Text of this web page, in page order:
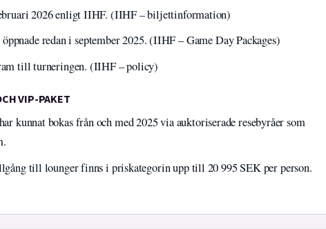
2026 enligt IIHF. (IIHF – biljettinformation)
redan i september 2025. (IIHF – Game Day Packages)
till turneringen. (IIHF – policy)
VIP-PAKET
kunnat bokas från och med 2025 via auktoriserade resebyråer som
till lounger finns i priskategorin upp till 20 995 SEK per person.